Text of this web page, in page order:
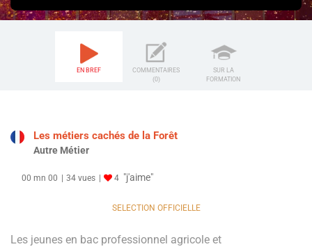
EN BREF
COMMENTAIRES
(0)
SUR LA
FORMATION
Les métiers cachés de la Forêt
Autre Métier
00 mn 00 34 vues 4 "j'aime"
SELECTION OFFICIELLE
Les jeunes en bac professionnel agricole et